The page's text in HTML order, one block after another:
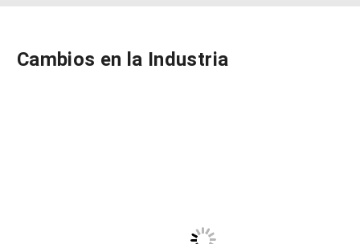
Cambios en la Industria